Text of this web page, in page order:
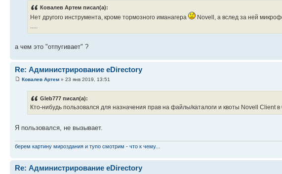
Ковалев Артем писал(а):
Нет другого инструмента, кроме тормозного иманагера
Novell, а вслед за ней
.....
а чем это "отпугивает" ?
Re: Администрирование eDirectory
Ковалев Артем » 23 янв 2019, 13:51
Gleb777 писал(а):
Кто-нибудь пользовался для назначения прав на файлы/каталоги и квоты Novell
Я пользовался, не вызывает.
берем картину мироздания и тупо смотрим - что к чему...
Re: Администрирование eDirectory